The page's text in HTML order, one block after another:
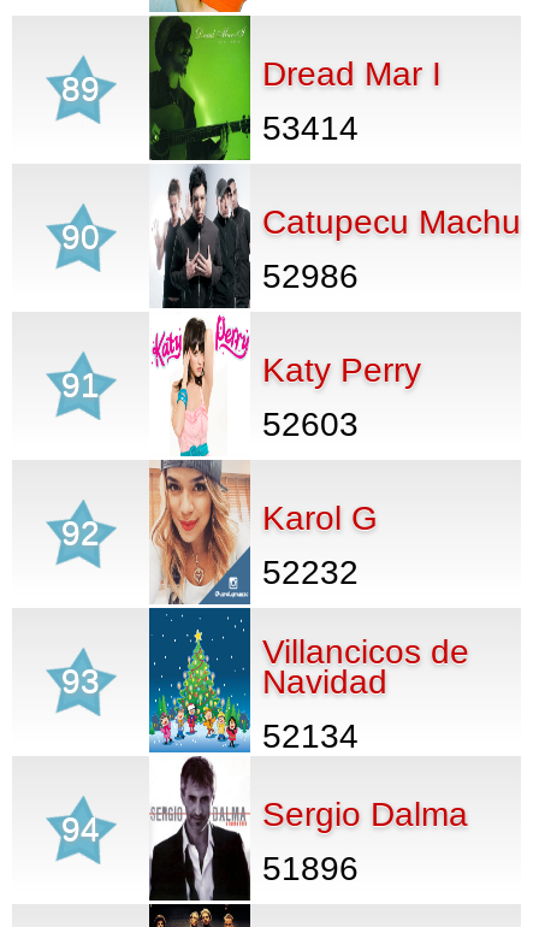
89
Dread Mar I
53414
90
Catupecu Machu
52986
91
Katy Perry
52603
92
Karol G
52232
93
Villancicos de
Navidad
52134
94
Sergio Dalma
51896